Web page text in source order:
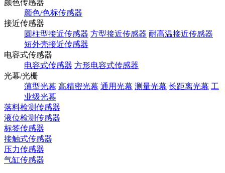
颜色传感器
颜色/色标传感器
接近传感器
圆柱型接近传感器 方型接近传感器 耐高温接近传感器
短外壳接近传感器
电容式传感器
电容式传感器 方形电容式传感器
光幕/光栅
薄型光幕 高精密光幕 通用光幕 测量光幕 长距离光幕 工
业级光幕
落料检测传感器
液位检测传感器
标签传感器
接触式传感器
压力传感器
气缸传感器